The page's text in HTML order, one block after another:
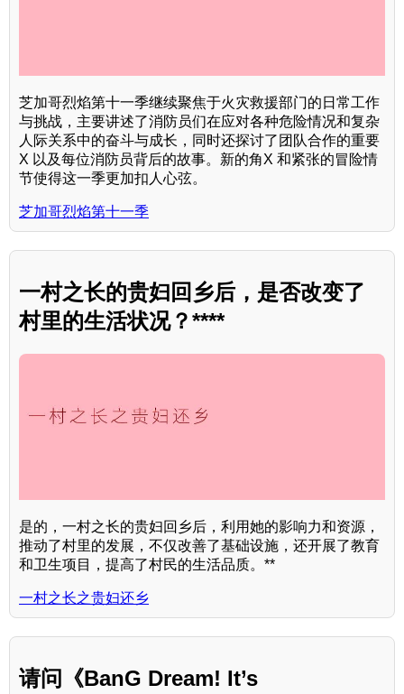
芝加哥烈焰第十一季继续聚焦于火灾救援部门的日常工作
与挑战，主要讲述了消防员们在应对各种危险情况和复杂
人际关系中的奋斗与成长，同时还探讨了团队合作的重要
X 以及每位消防员背后的故事。新的角X 和紧张的冒险情
节使得这一季更加扣人心弦。
芝加哥烈焰第十一季
一村之长的贵妇回乡后，是否改变了
村里的生活状况？****
是的，一村之长的贵妇回乡后，利用她的影响力和资源，
推动了村里的发展，不仅改善了基础设施，还开展了教育
和卫生项目，提高了村民的生活品质。**
一村之长之贵妇还乡
请问《BanG Dream! It’s